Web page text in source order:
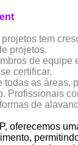
tem
projetos.
de equipe
certificar.
as
Profissionais
de
oferecemos